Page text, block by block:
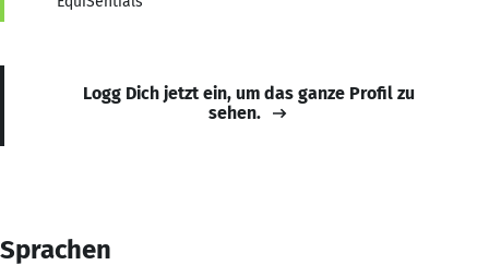
Logg Dich jetzt ein, um das ganze Profil zu
sehen.
Sprachen